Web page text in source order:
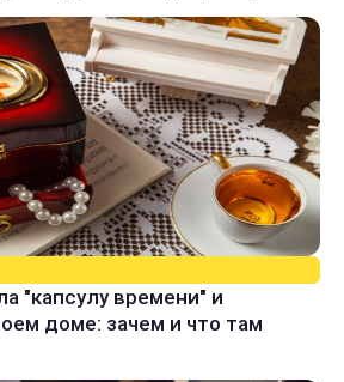
"капсулу времени" и
доме: зачем и что там